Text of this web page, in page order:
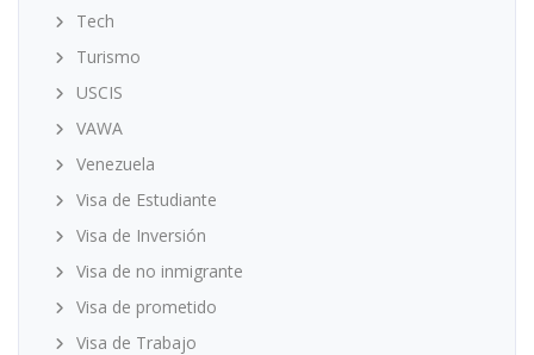
Tech
Turismo
USCIS
VAWA
Venezuela
Visa de Estudiante
Visa de Inversión
Visa de no inmigrante
Visa de prometido
Visa de Trabajo